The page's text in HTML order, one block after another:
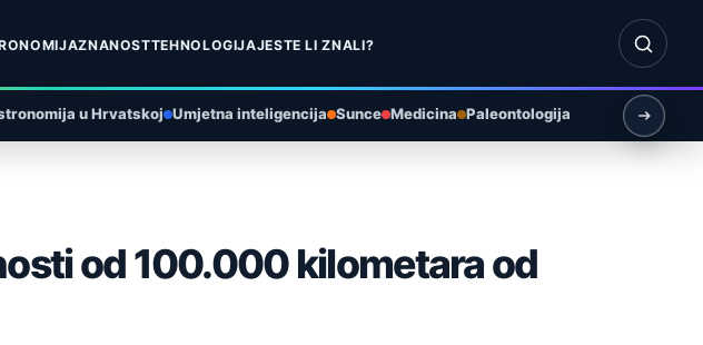
ZNANOSTTEHNOLOGIJAJESTE LI ZNALI?
Otvori
u Hrvatskoj Umjetna inteligencija Sunce Medicina Paleontologija
od 100.000 kilometara od